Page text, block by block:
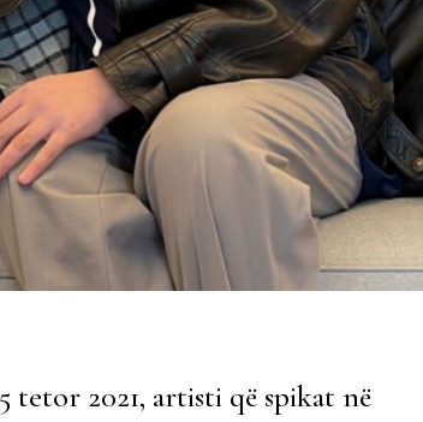
tetor 2021, artisti që spikat në